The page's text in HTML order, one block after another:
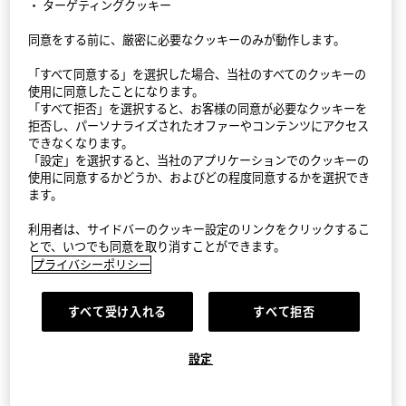
StyleHint アプリ
利用規約
プライバシーポリシー（外部送信ポリシーを含む）
サイトマップ
お問い合わせ
会社概要
©FAST RETAILING CO., LTD.
・ ターゲティングクッキー
同意をする前に、厳密に必要なクッキーのみが動作します。
「すべて同意する」を選択した場合、当社のすべてのクッキーの
使用に同意したことになります。
「すべて拒否」を選択すると、お客様の同意が必要なクッキーを
拒否し、パーソナライズされたオファーやコンテンツにアクセス
できなくなります。
「設定」を選択すると、当社のアプリケーションでのクッキーの
使用に同意するかどうか、およびどの程度同意するかを選択でき
ます。
利用者は、サイドバーのクッキー設定のリンクをクリックするこ
とで、いつでも同意を取り消すことができます。
プライバシーポリシー
すべて受け入れる すべて拒否
設定